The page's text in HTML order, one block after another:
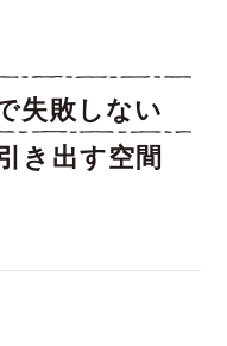
失敗しない
き出す空間